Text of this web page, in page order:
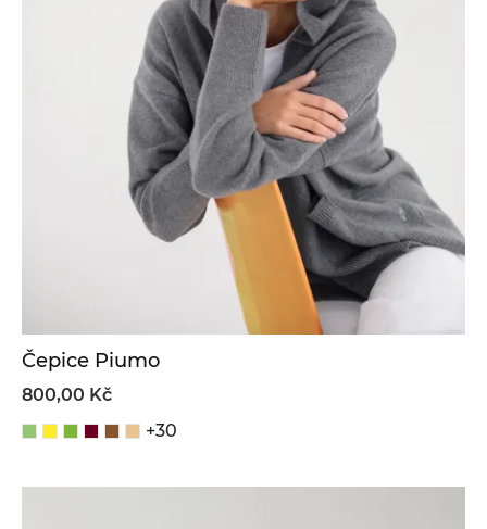
Čepice Piumo
800,00 Kč
+30